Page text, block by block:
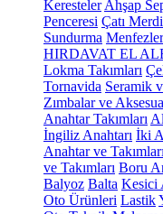
Keresteler Ahşap
Penceresi Çatı
Sundurma Menfezler
HIRDAVAT EL
Lokma Takımları
Tornavida Seramik
Zımbalar ve
Anahtar Takımları
İngiliz Anahtarı İki
Anahtar ve Takımları
ve Takımları Boru
Balyoz Balta Kesici
Oto Ürünleri Lastik